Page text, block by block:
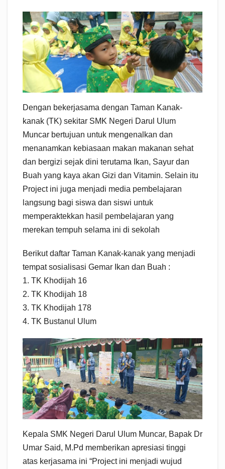
Dengan bekerjasama dengan Taman Kanak-
kanak (TK) sekitar SMK Negeri Darul Ulum
Muncar bertujuan untuk mengenalkan dan
menanamkan kebiasaan makan makanan sehat
dan bergizi sejak dini terutama Ikan, Sayur dan
Buah yang kaya akan Gizi dan Vitamin. Selain itu
Project ini juga menjadi media pembelajaran
langsung bagi siswa dan siswi untuk
memperaktekkan hasil pembelajaran yang
merekan tempuh selama ini di sekolah
Berikut daftar Taman Kanak-kanak yang menjadi
tempat sosialisasi Gemar Ikan dan Buah :
1. TK Khodijah 16
2. TK Khodijah 18
3. TK Khodijah 178
4. TK Bustanul Ulum
Kepala SMK Negeri Darul Ulum Muncar, Bapak Dr
Umar Said, M.Pd memberikan apresiasi tinggi
atas kerjasama ini “Project ini menjadi wujud